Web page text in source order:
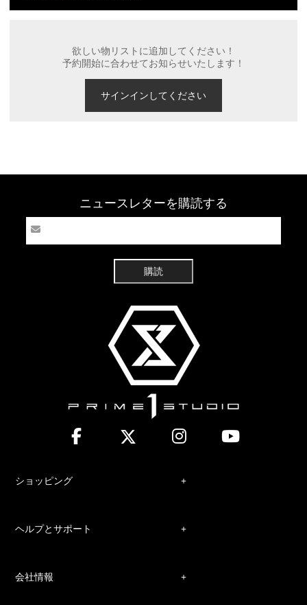
欲しい物リストに追加してください！
予約開始に合わせてお知らせいたします！
サインインしてください
ニュースレターを購読する
購読
ショッピング
ヘルプとサポート
会社情報